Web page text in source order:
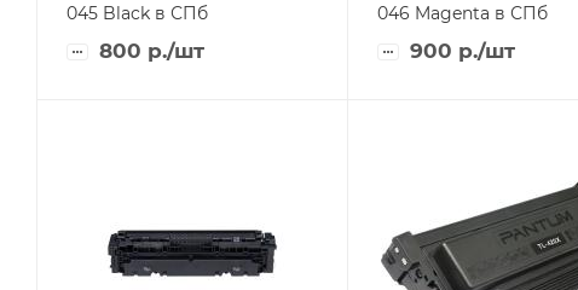
045 Black в СПб
800 р./шт
046 Magenta в СПб
900 р./шт